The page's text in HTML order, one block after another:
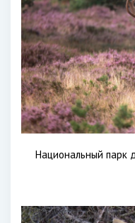
Национальный парк